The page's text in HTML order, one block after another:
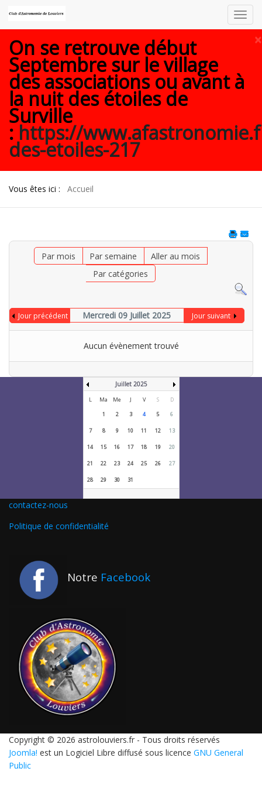
×
On se retrouve début
Septembre sur le village
des associations ou avant à
la nuit des étoiles de
Surville
: https://
des-etoiles-217
Vous êtes ici : Accueil
Par mois Par semaine
Aller au mois
Par catégories
Jour précédent Mercredi 09 Juillet 2025 Jour suivant
Aucun évènement trouvé
Juillet 2025
L Ma Me J V S
D
1
2 3 4 5 6
7 8 9 10 11 12 13
14 15 16 17 18 19 20
21 22 23 24 25 26 27
28 29 30 31
contactez-nous
Politique de confidentialité
Notre Facebook
Copyright © 2026 astrolouviers.fr - Tous droits réservés
Joomla! est un Logiciel Libre diffusé sous licence GNU General
Public